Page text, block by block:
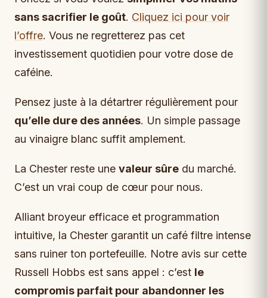
sans sacrifier le goût. Cliquez ici pour voir
l’offre. Vous ne regretterez pas cet
investissement quotidien pour votre dose de
caféine.
Pensez juste à la détartrer régulièrement pour
qu’elle dure des années. Un simple passage
au vinaigre blanc suffit amplement.
La Chester reste une valeur sûre du marché.
C’est un vrai coup de cœur pour nous.
Alliant broyeur efficace et programmation
intuitive, la Chester garantit un café filtre intense
sans ruiner ton portefeuille. Notre avis sur cette
Russell Hobbs est sans appel : c’est le
compromis parfait pour abandonner les